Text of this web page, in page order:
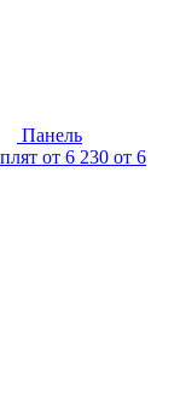
Панель
от 6 230 от 6